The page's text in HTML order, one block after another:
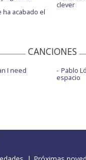
ha acabado el
clever
CANCIONES
I need Pablo
espacio